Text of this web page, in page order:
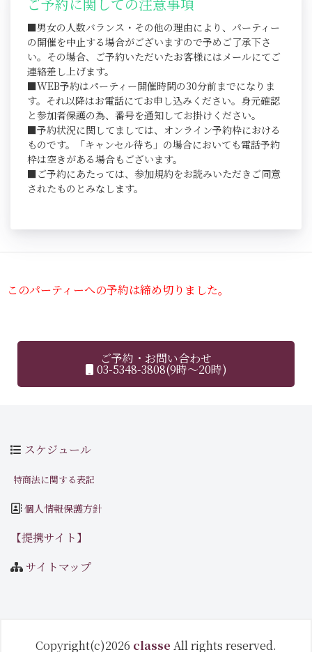
■男女の人数バランス・その他の理由により、パーティー
の開催を中止する場合がございますので予めご了承下さ
い。その場合、ご予約いただいたお客様にはメールにてご
連絡差し上げます。
■WEB予約はパーティー開催時間の30分前までになりま
す。それ以降はお電話にてお申し込みください。身元確認
と参加者保護の為、番号を通知してお掛けください。
■予約状況に関してましては、オンライン予約枠における
ものです。「キャンセル待ち」の場合においても電話予約
枠は空きがある場合もございます。
■ご予約にあたっては、参加規約をお読みいただきご同意
されたものとみなします。
このパーティーへの予約は締め切りました。
ご予約・お問い合わせ
03-5348-3808(9時～20時)
スケジュール
特商法に関する表記
個人情報保護方針
【提携サイト】
サイトマップ
Copyright(c)2026 classe All rights reserved.